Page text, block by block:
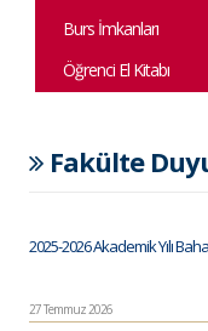
Burs İmkanları
Öğrenci El Kitabı
Fakülte
2025-2026 Akademik Yılı
27 Temmuz 2026